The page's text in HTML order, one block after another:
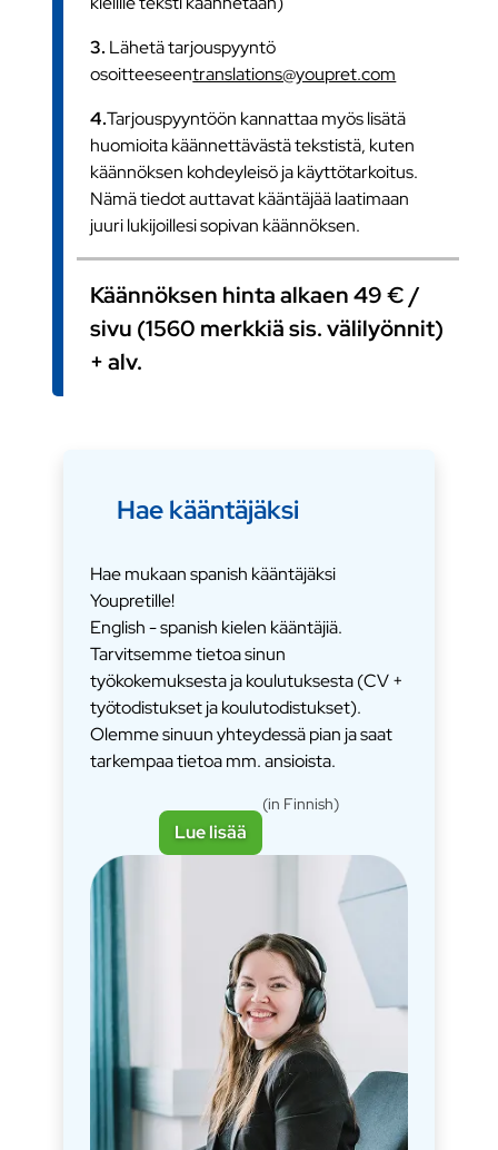
3. Lähetä tarjouspyyntö
osoitteeseentranslations@youpret.com
4.Tarjouspyyntöön kannattaa myös lisätä
huomioita käännettävästä tekstistä, kuten
käännöksen kohdeyleisö ja käyttötarkoitus.
Nämä tiedot auttavat kääntäjää laatimaan
juuri lukijoillesi sopivan käännöksen.
Käännöksen hinta alkaen 49 € /
sivu (1560 merkkiä sis. välilyönnit)
+ alv.
Hae kääntäjäksi
Hae mukaan spanish kääntäjäksi
Youpretille!
English - spanish kielen kääntäjiä.
Tarvitsemme tietoa sinun
työkokemuksesta ja koulutuksesta (CV +
työtodistukset ja koulutodistukset).
Olemme sinuun yhteydessä pian ja saat
tarkempaa tietoa mm. ansioista.
Lue lisää
(in Finnish)